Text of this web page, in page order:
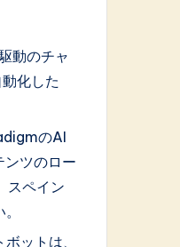
動のチャ
化した
のAI
ンツのロー
スペイン
ットは、